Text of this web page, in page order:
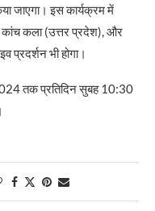
जाएगा। इस कार्यक्रम में
कांच कला (उत्तर प्रदेश), और
भी होगा।
तक प्रतिदिन सुबह 10:30